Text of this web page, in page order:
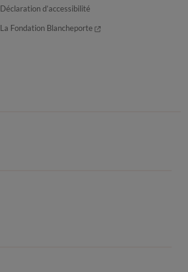
Déclaration d’accessibilité
La Fondation Blancheporte